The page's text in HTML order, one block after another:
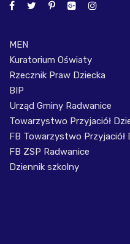
MEN
Kuratorium Oświaty
Rzecznik Praw Dziecka
BIP
Urząd Gminy Radwanice
Towarzystwo Przyjaciół
FB Towarzystwo Przyjaciół
FB ZSP Radwanice
Dziennik szkolny